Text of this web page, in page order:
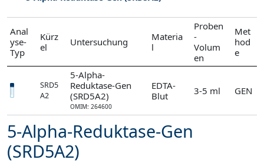
Anal
yse-
Typ
Kürz
el
Untersuchung
Materia
l
Proben
-
Volum
en
Met
hod
e
SRD5
A2
5-Alpha-
Reduktase-Gen
(SRD5A2)
OMIM: 264600
EDTA-
Blut
3-5 ml GEN
5-Alpha-Reduktase-Gen
(SRD5A2)